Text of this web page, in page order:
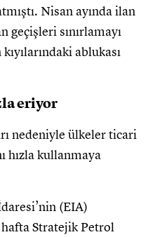
Nisan ayında ilan
geçişleri sınırlamayı
ablukası
eriyor
nedeniyle ülkeler ticari
hızla kullanmaya
(EIA)
Stratejik Petrol